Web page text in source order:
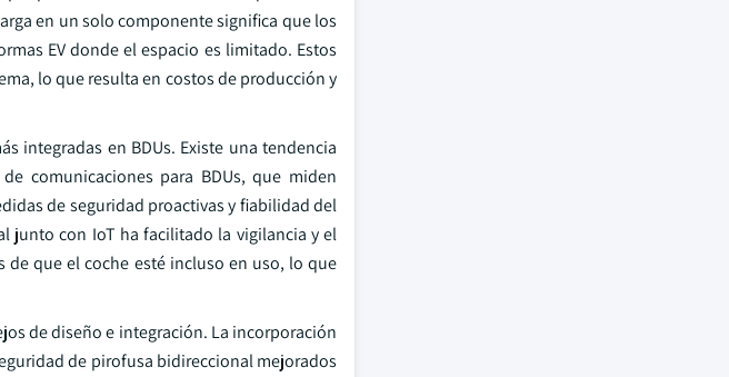
en un solo componente significa que los
EV donde el espacio es limitado. Estos
lo que resulta en costos de producción y
integradas en BDUs. Existe una tendencia
comunicaciones para BDUs, que miden
de seguridad proactivas y fiabilidad del
junto con IoT ha facilitado la vigilancia y el
de que el coche esté incluso en uso, lo que
de diseño e integración. La incorporación
de pirofusa bidireccional mejorados